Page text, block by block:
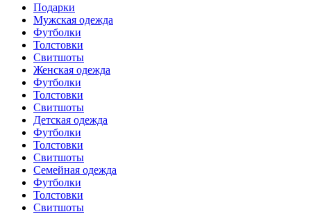
Подарки
Мужская одежда
Футболки
Толстовки
Свитшоты
Женская одежда
Футболки
Толстовки
Свитшоты
Детская одежда
Футболки
Толстовки
Свитшоты
Семейная одежда
Футболки
Толстовки
Свитшоты